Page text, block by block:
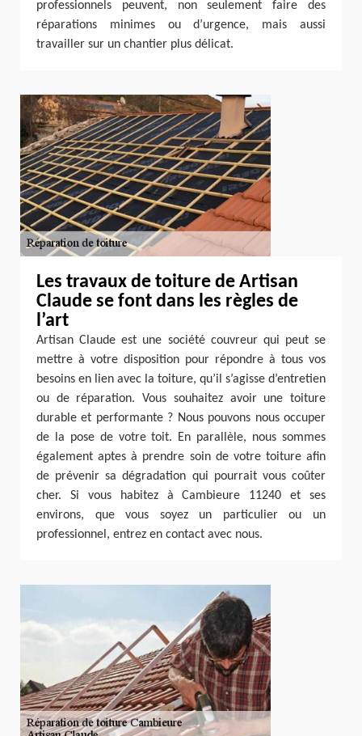
professionnels peuvent, non seulement faire des
réparations minimes ou d’urgence, mais aussi
travailler sur un chantier plus délicat.
Les travaux de toiture de Artisan
Claude se font dans les règles de
l’art
Artisan Claude est une société couvreur qui peut se
mettre à votre disposition pour répondre à tous vos
besoins en lien avec la toiture, qu’il s’agisse d’entretien
ou de réparation. Vous souhaitez avoir une toiture
durable et performante ? Nous pouvons nous occuper
de la pose de votre toit. En parallèle, nous sommes
également aptes à prendre soin de votre toiture afin
de prévenir sa dégradation qui pourrait vous coûter
cher. Si vous habitez à Cambieure 11240 et ses
environs, que vous soyez un particulier ou un
professionnel, entrez en contact avec nous.